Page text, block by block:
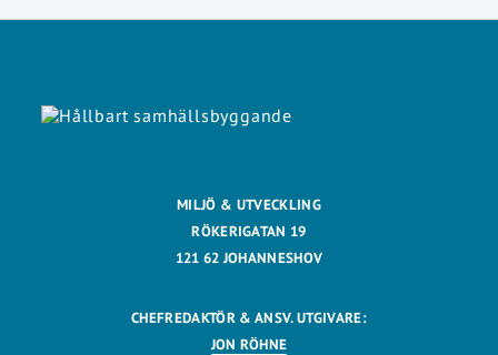
MILJÖ & UTVECKLING
RÖKERIGATAN 19
121 62 JOHANNESHOV
CHEFREDAKTÖR & ANSV. UTGIVARE:
JON RÖHNE